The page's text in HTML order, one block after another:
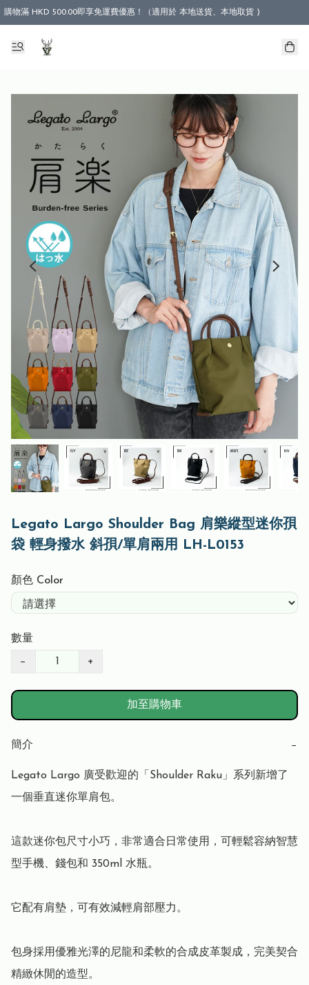
購物滿 HKD 500.00即享免運費優惠！（適用於 本地送貨、本地取貨 )
Legato Largo Shoulder Bag 肩樂縱型迷你孭
袋 輕身撥水 斜孭/單肩兩用 LH-L0153
顏色 Color
數量
− +
加至購物車
簡介 −
Legato Largo 廣受歡迎的「Shoulder Raku」系列新增了
一個垂直迷你單肩包。
這款迷你包尺寸小巧，非常適合日常使用，可輕鬆容納智慧
型手機、錢包和 350ml 水瓶。
它配有肩墊，可有效減輕肩部壓力。
包身採用優雅光澤的尼龍和柔軟的合成皮革製成，完美契合
精緻休閒的造型。